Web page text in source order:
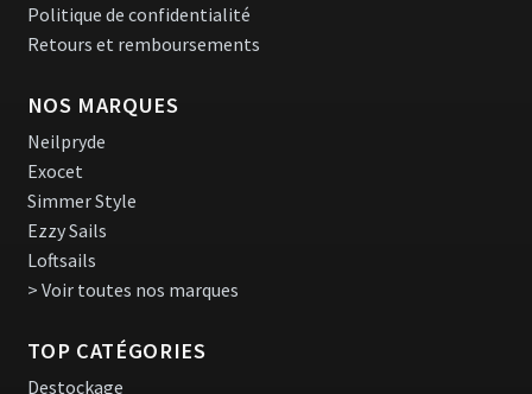
Politique de confidentialité
Retours et remboursements
NOS MARQUES
Neilpryde
Exocet
Simmer Style
Ezzy Sails
Loftsails
> Voir toutes nos marques
TOP CATÉGORIES
Destockage